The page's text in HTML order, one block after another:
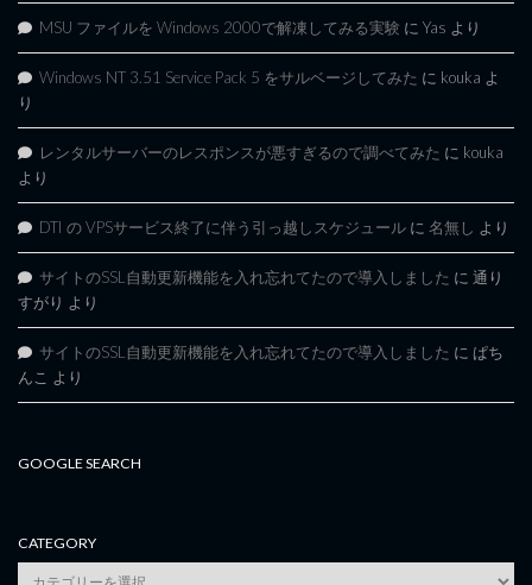
MSU ファイルを Windows 2000で解凍してみる実験 に Yas より
Windows NT 3.51 Service Pack 5 をサルベージしてみた に kouka よ
り
レンタルサーバーのレスポンスが悪すぎるので調べてみた に kouka
より
DTI の VPSサービス終了に伴う引っ越しスケジュール に 名無し より
サイトのSSL自動更新機能を入れ忘れてたので導入しました に 通り
すがり より
サイトのSSL自動更新機能を入れ忘れてたので導入しました に ぱち
んこ より
GOOGLE SEARCH
CATEGORY
category